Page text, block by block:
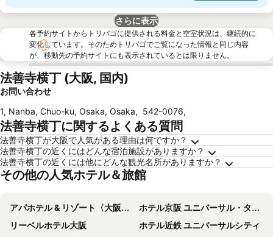
さらに表示
各予約サイトからトリバゴに提供される料金と空室状況は、継続的に
変化しています。そのためトリバゴでご覧になった情報と同じ内容
が、移動先の予約サイトにも表示されているとは限りません。
法善寺横丁 (大阪, 国内)
お問い合わせ
1, Nanba, Chuo-ku, Osaka, Osaka, 542-0076,
法善寺横丁に関するよくある質問
法善寺横丁が大阪で人気がある理由は何ですか？
法善寺横丁の近くにはどんな宿泊施設がありますか？
法善寺横丁の近くには他にどんな観光名所がありますか？
その他の人気ホテル＆旅館
アパホテル & リゾート〈大阪なんば駅前タワー〉
ホテル京阪 ユニバーサル・タワー
リーベルホテル大阪
ホテル近鉄 ユニバーサルシティ